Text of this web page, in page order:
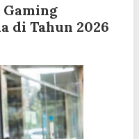
di Tahun 2026